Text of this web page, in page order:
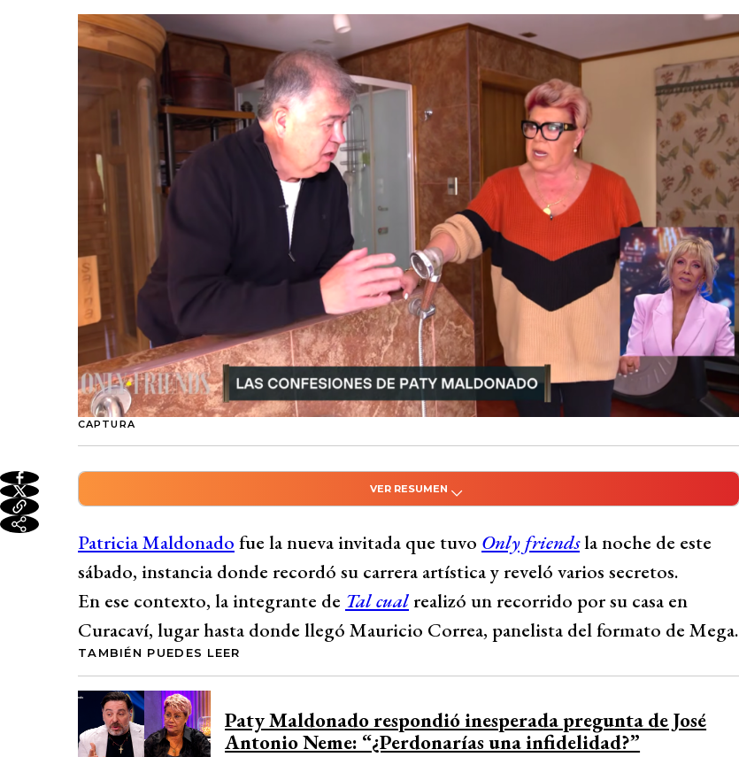
CAPTURA
VER RESUMEN
Patricia Maldonado sorprendió en Only friends al mostrar su casa en Curacaví,
revelando detalles de su vida privada. La integrante de Tal cual exhibió fotos familiares
y una colección de cajas en su habitación, además de una enorme cama que puede
albergar hasta cuatro personas. En el baño, destacó su jacuzzi y sauna. Comentó que
duerme en camas separadas de su esposo debido a sus diferencias.
Desarrollado por Bío Bío Comunicaciones
Patricia Maldonado fue la nueva invitada que tuvo Only friendsla noche de este
sábado, instancia donde recordó su carrera artística y reveló varios secretos.
En ese contexto, la integrante de Tal cualrealizó un recorrido por su casa en
Curacaví, lugar hasta donde llegó Mauricio Correa, panelista del formato de Mega.
TAMBIÉN PUEDES LEER
Paty Maldonado respondió inesperada pregunta de José
Antonio Neme: “¿Perdonarías una infidelidad?”